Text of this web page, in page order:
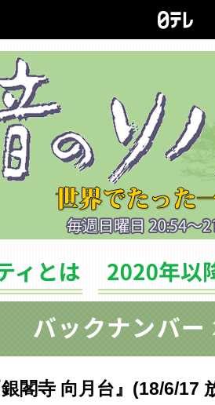
ソノリティとは
閣寺 向月台』(18/6/17